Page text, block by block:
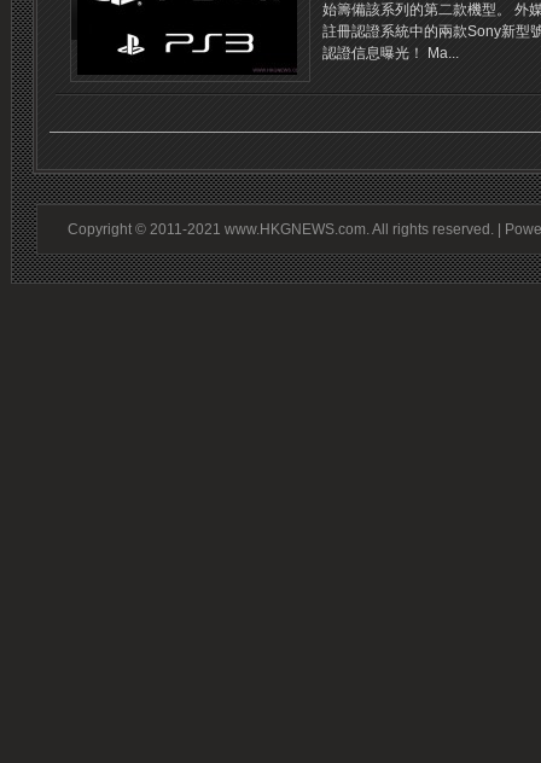
始籌備該系列的第二款機型。 外
註冊認證系統中的兩款Sony新型
認證信息曝光！ Ma...
Copyright © 2011-2021 www.HKGNEWS.com. All rights reserved. |